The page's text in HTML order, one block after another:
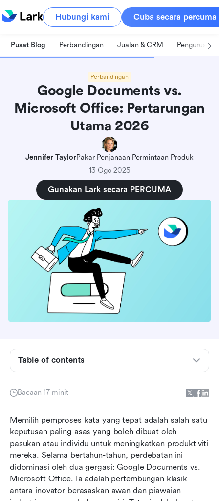
Hubungi kami Cuba secara percuma
Pusat Blog Perbandingan Jualan & CRM Pengurusan
Perbandingan
Google Documents vs.
Microsoft Office: Pertarungan
Utama 2026
Jennifer TaylorPakar Penjanaan Permintaan Produk
13 Ogo 2025
Gunakan Lark secara PERCUMA
Bacaan 17 minit
Memilih pemproses kata yang tepat adalah salah satu
keputusan paling asas yang boleh dibuat oleh
pasukan atau individu untuk meningkatkan produktiviti
mereka. Selama bertahun-tahun, perdebatan ini
didominasi oleh dua gergasi: Google Documents vs.
Microsoft Office. Ia adalah pertembungan klasik
antara inovator berasaskan awan dan piawaian
Table of contents
Apakah Google Documents dan Microsoft
Google Documents vs. Microsoft Office:
Perbandingan Harga
Google Documents vs. Microsoft Office:
Google Documents vs. Microsoft Office: Had
Kenapa Lark menonjol sebagai alternatif terbaik
kepada Google Docs dan Microsoft Office
Kesimpulan
Soalan Lazim